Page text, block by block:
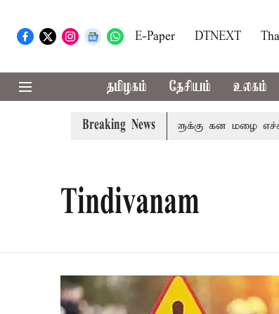
E-Paper DTNEXT
தமிழகம் தேசியம் உலகம்
Breaking News
ஆகிய மாவட்டங்களுக்கு கன மழை எச்சரிக்கை
Tindivanam